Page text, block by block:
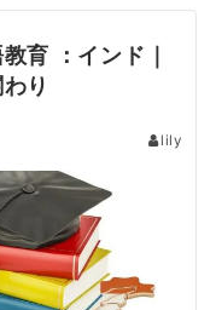
育 ：インド｜
り
lily